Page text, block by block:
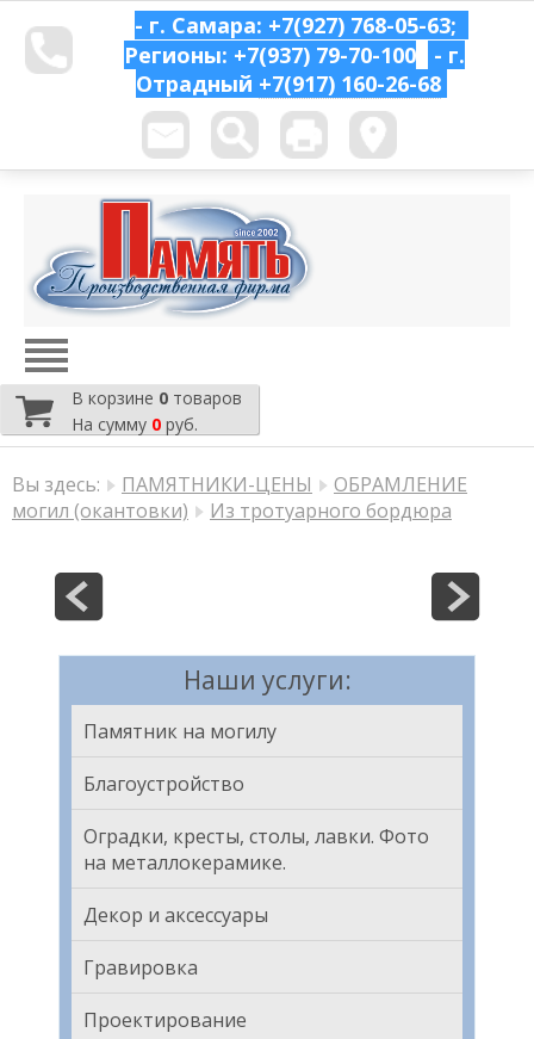
- г. Самара: +7(927) 768-05-63;
Регионы: +7(937) 79-70-100
- г.
Отрадный +7(917) 160-26-68
В корзине 0 товаров
На сумму 0 руб.
Вы здесь: ПАМЯТНИКИ-ЦЕНЫ
ОБРАМЛЕНИЕ
могил (окантовки)
Из тротуарного бордюра
Наши услуги:
Памятник на могилу
Благоустройство
Оградки, кресты, столы, лавки. Фото
на металлокерамике.
Декор и аксессуары
Гравировка
Проектирование